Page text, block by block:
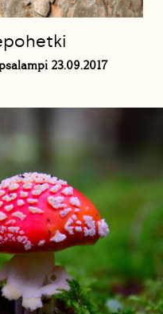
23.09.2017